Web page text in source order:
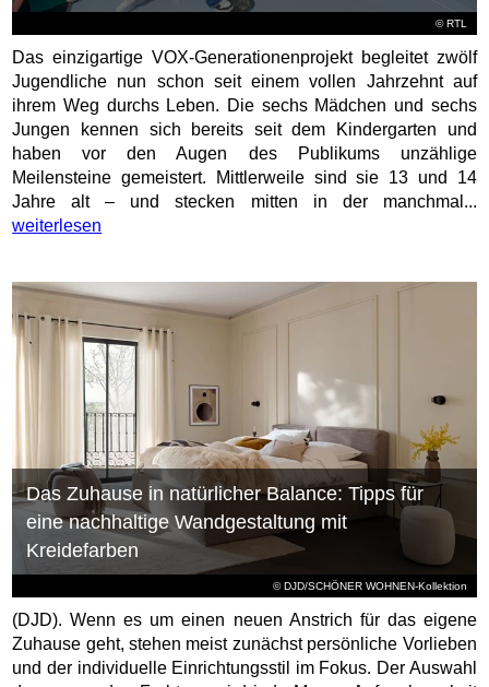
©RTL
Das einzigartige VOX-Generationenprojekt begleitet zwölf
Jugendliche nun schon seit einem vollen Jahrzehnt auf
ihrem Weg durchs Leben. Die sechs Mädchen und sechs
Jungen kennen sich bereits seit dem Kindergarten und
haben vor den Augen des Publikums unzählige
Meilensteine gemeistert. Mittlerweile sind sie 13 und 14
Jahre alt – und stecken mitten in der manchmal...
weiterlesen
© DJD/SCHÖNER WOHNEN-Kollektion
Das Zuhause in natürlicher Balance: Tipps für
eine nachhaltige Wandgestaltung mit
Kreidefarben
(DJD). Wenn es um einen neuen Anstrich für das eigene
Zuhause geht, stehen meist zunächst persönliche Vorlieben
und der individuelle Einrichtungsstil im Fokus. Der Auswahl